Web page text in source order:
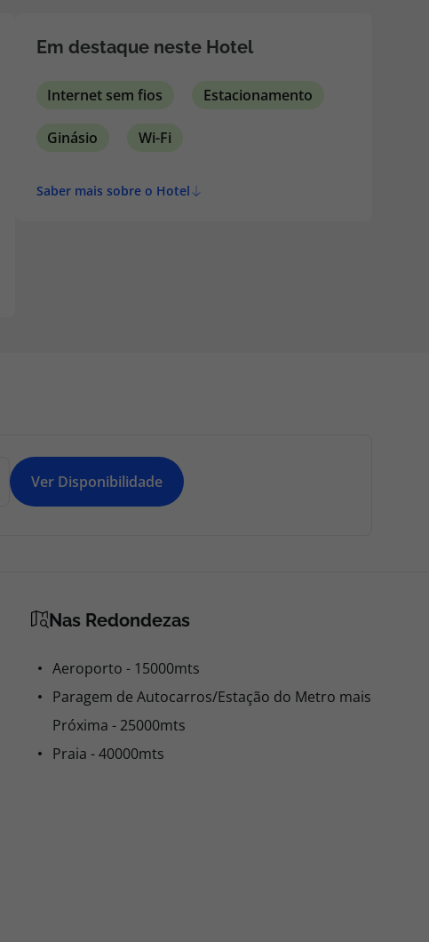
Em destaque neste Hotel
Internet sem fios Estacionamento
Ginásio Wi-Fi
Saber mais sobre o Hotel
Ver Disponibilidade
Nas Redondezas
Aeroporto - 15000mts
Paragem de Autocarros/Estação do Metro mais
Próxima - 25000mts
Praia - 40000mts